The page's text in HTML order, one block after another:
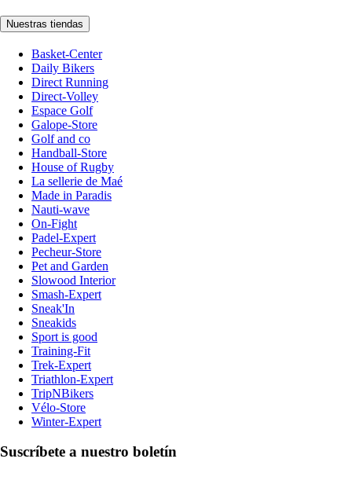
Nuestras tiendas
Basket-Center
Daily Bikers
Direct Running
Direct-Volley
Espace Golf
Galope-Store
Golf and co
Handball-Store
House of Rugby
La sellerie de Maé
Made in Paradis
Nauti-wave
On-Fight
Padel-Expert
Pecheur-Store
Pet and Garden
Slowood Interior
Smash-Expert
Sneak'In
Sneakids
Sport is good
Training-Fit
Trek-Expert
Triathlon-Expert
TripNBikers
Vélo-Store
Winter-Expert
Suscríbete a nuestro boletín